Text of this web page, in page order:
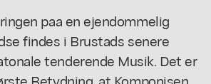
paa en ejendommelig
findes i Brustads senere
tenderende Musik. Det er
Betydning, at Komponisen